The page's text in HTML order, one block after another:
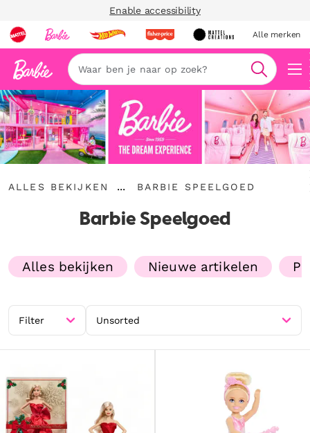
Enable accessibility
Alle merken
Zoeken
Alles
ALLES BEKIJKEN
...
uitvouwen
Barbie
BARBIE SPEELGOED
Barbie Speelgoed
Alles bekijken Nieuwe artikelen
Filter Unsorted